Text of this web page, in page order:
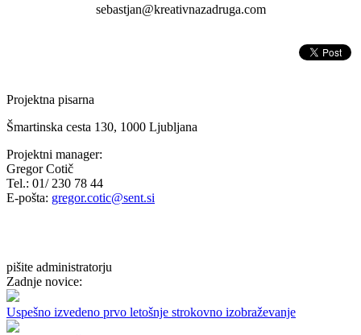
sebastjan@kreativnazadruga.com
Projektna pisarna
Šmartinska cesta 130, 1000 Ljubljana
Projektni manager:
Gregor Cotič
Tel.: 01/ 230 78 44
E-pošta: gregor.cotic@sent.si
pišite administratorju
Zadnje novice:
Uspešno izvedeno prvo letošnje strokovno izobraževanje